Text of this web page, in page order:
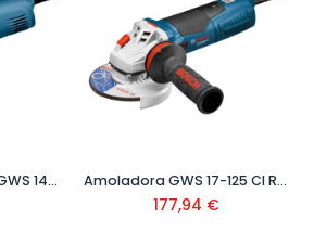
Amoladora Angular GWS 1400 Ref: 0601 824 800 Amoladora GWS 17-125 CI Ref: 060179G002
177,94 €